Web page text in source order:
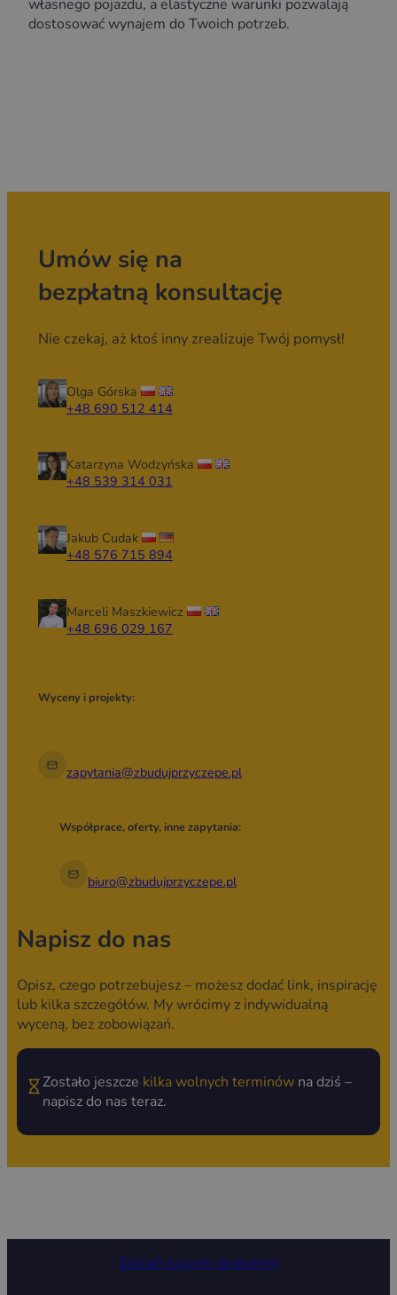
własnego pojazdu, a elastyczne warunki pozwalają
dostosować wynajem do Twoich potrzeb.
Umów się na
bezpłatną konsultację
Nie czekaj, aż ktoś inny zrealizuje Twój pomysł!
Olga Górska
+48 690 512 414
Katarzyna Wodzyńska
+48 539 314 031
Jakub Cudak
+48 576 715 894
Marceli Maszkiewicz
+48 696 029 167
Wyceny i projekty:
zapytania@zbudujprzyczepe.pl
Współprace, oferty, inne zapytania:
biuro@zbudujprzyczepe.pl
Napisz do nas
Opisz, czego potrzebujesz – możesz dodać link, inspirację
lub kilka szczegółów. My wrócimy z indywidualną
wyceną, bez zobowiązań.
Zostało jeszcze kilka wolnych terminówna dziś –
napisz do nas teraz.
Zostań naszym dealerem